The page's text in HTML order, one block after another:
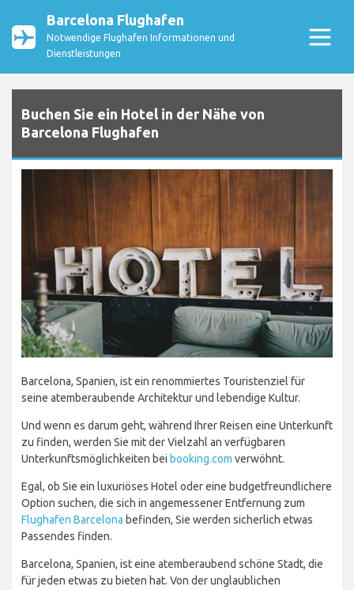
Barcelona Flughafen
Notwendige Flughafen Informationen und
Dienstleistungen
Buchen Sie ein Hotel in der Nähe von
Barcelona Flughafen
Barcelona, Spanien, ist ein renommiertes Touristenziel für
seine atemberaubende Architektur und lebendige Kultur.
Und wenn es darum geht, während Ihrer Reisen eine Unterkunft
zu finden, werden Sie mit der Vielzahl an verfügbaren
Unterkunftsmöglichkeiten bei booking.com verwöhnt.
Egal, ob Sie ein luxuriöses Hotel oder eine budgetfreundlichere
Option suchen, die sich in angemessener Entfernung zum
Flughafen Barcelona befinden, Sie werden sicherlich etwas
Passendes finden.
Barcelona, Spanien, ist eine atemberaubend schöne Stadt, die
für jeden etwas zu bieten hat. Von der unglaublichen